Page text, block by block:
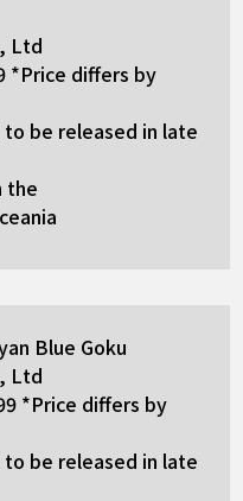
Ltd
*Price differs by
be released in late
the
Blue Goku
Ltd
*Price differs by
be released in late